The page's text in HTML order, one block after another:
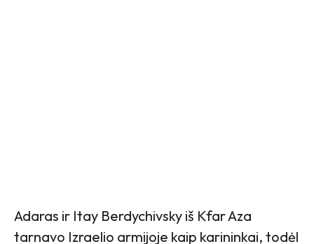
Adaras ir Itay Berdychivsky iš Kfar Aza
tarnavo Izraelio armijoje kaip karininkai, todėl